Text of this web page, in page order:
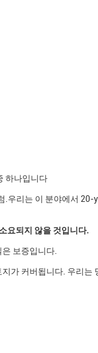
하나입니다
우리는 이 분야에서 20-
요되지 않을 것입니다.
보증입니다.
가 커버됩니다. 우리는